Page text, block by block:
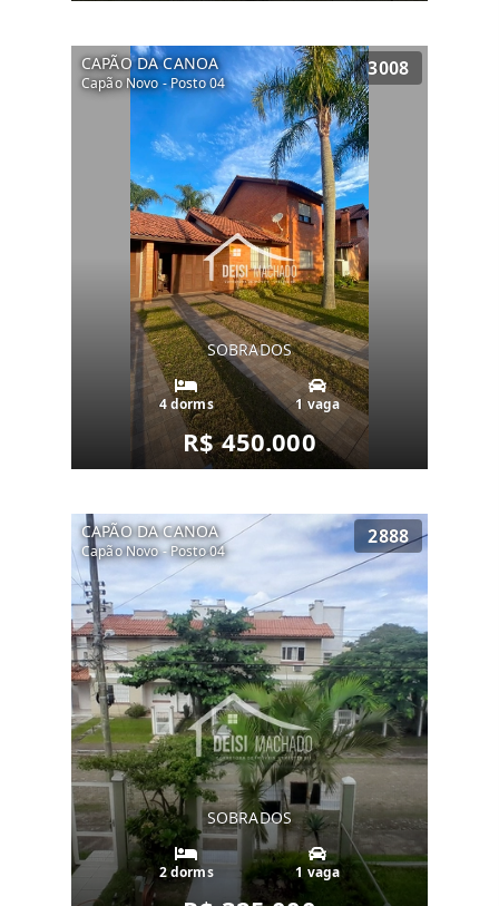
CAPÃO DA CANOA
Capão Novo - Posto 04
3008
SOBRADOS
4 dorms 1 vaga
R$ 450.000
CAPÃO DA CANOA
Capão Novo - Posto 04
2888
SOBRADOS
2 dorms 1 vaga